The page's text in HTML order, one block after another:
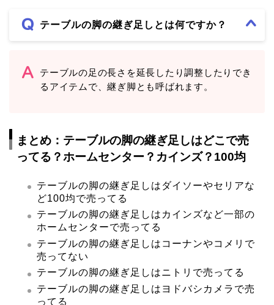
テーブルの脚の継ぎ足しとは何ですか？
テーブルの足の長さを延長したり調整したりでき
るアイテムで、継ぎ脚とも呼ばれます。
まとめ：テーブルの脚の継ぎ足しはどこで売
ってる？ホームセンター？カインズ？100均
テーブルの脚の継ぎ足しはダイソーやセリアな
ど100均で売ってる
テーブルの脚の継ぎ足しはカインズなど一部の
ホームセンターで売ってる
テーブルの脚の継ぎ足しはコーナンやコメリで
売ってない
テーブルの脚の継ぎ足しはニトリで売ってる
テーブルの脚の継ぎ足しはヨドバシカメラで売
ってる